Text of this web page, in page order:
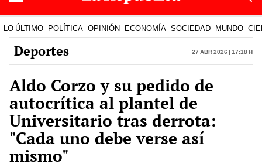
LO ÚLTIMO POLÍTICA OPINIÓN ECONOMÍA SOCIEDAD MUNDO
Deportes 27 Abr 2026 | 17:18 h
Aldo Corzo y su pedido de
autocrítica al plantel de
Universitario tras derrota:
"Cada uno debe verse así
mismo"